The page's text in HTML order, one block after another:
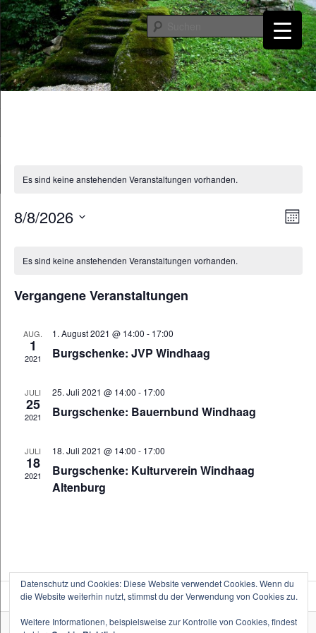
Zum
primären
Inhalt
springen
Zum
sekundären
Inhalt
springenBurgruine Windhaag bei Perg
Es sind keine anstehenden Veranstaltungen vorhanden.
Monat
8/8/2026
vonEs sind keine anstehenden Veranstaltungen vorhanden.
Vergangene Veranstaltungen
AUG.
1
2021
1. August 2021 @ 14:00 - 17:00
Burgschenke: JVP Windhaag
JULI
25
2021
25. Juli 2021 @ 14:00 - 17:00
Burgschenke: Bauernbund Windhaag
JULI
18
2021
18. Juli 2021 @ 14:00 - 17:00
Burgschenke: Kulturverein Windhaag
Altenburg
Datenschutz und Cookies: Diese Website verwendet Cookies. Wenn du
die Website weiterhin nutzt, stimmst du der Verwendung von Cookies zu.
Weitere Informationen, beispielsweise zur Kontrolle von Cookies, findest